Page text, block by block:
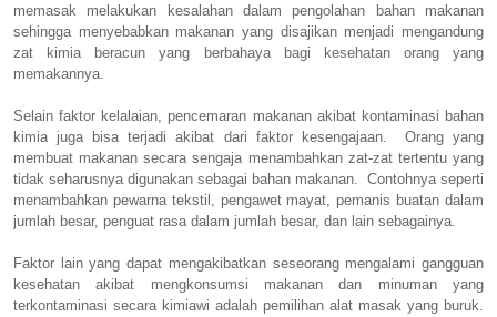
memasak melakukan kesalahan dalam pengolahan bahan makanan
sehingga menyebabkan makanan yang disajikan menjadi mengandung
zat kimia beracun yang berbahaya bagi kesehatan orang yang
memakannya.
Selain faktor kelalaian, pencemaran makanan akibat kontaminasi bahan
kimia juga bisa terjadi akibat dari faktor kesengajaan. Orang yang
membuat makanan secara sengaja menambahkan zat-zat tertentu yang
tidak seharusnya digunakan sebagai bahan makanan. Contohnya seperti
menambahkan pewarna tekstil, pengawet mayat, pemanis buatan dalam
jumlah besar, penguat rasa dalam jumlah besar, dan lain sebagainya.
Faktor lain yang dapat mengakibatkan seseorang mengalami gangguan
kesehatan akibat mengkonsumsi makanan dan minuman yang
terkontaminasi secara kimiawi adalah pemilihan alat masak yang buruk.